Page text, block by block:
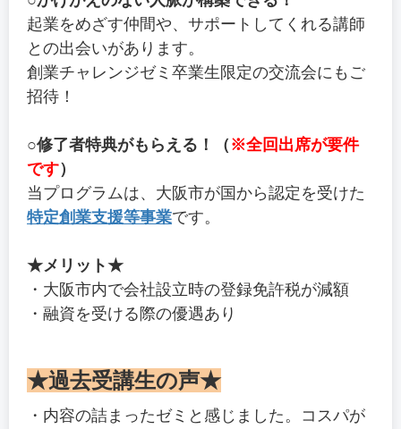
起業をめざす仲間や、サポートしてくれる講師
との出会いがあります。
創業チャレンジゼミ卒業生限定の交流会にもご
招待！
○修了者特典がもらえる！（ ※全回出席が要件
です）
当プログラムは、大阪市が国から認定を受けた
特定創業支援等事業です。
★メリット★
・大阪市内で会社設立時の登録免許税が減額
・融資を受ける際の優遇あり
★過去受講生の声★
・内容の詰まったゼミと感じました。コスパが